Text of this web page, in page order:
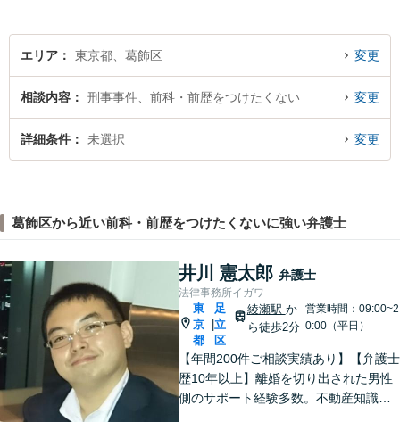
B相談可】
エリア 東京都、葛飾区 変更
相談内容 刑事事件、前科・前歴をつけたくない 変更
詳細条件 未選択 変更
葛飾区から近い前科・前歴をつけたくないに強い弁護士
井川 憲太郎 弁護士
法律事務所イガワ
東
京
都
足
立
区
綾瀬駅 か
ら徒歩2分
営業時間：09:00~2
0:00（平日）
【年間200件ご相談実績あり】【弁護士
歴10年以上】離婚を切り出された男性
側のサポート経験多数。不動産知識が